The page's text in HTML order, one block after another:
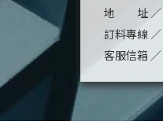
地 址 ／
訂料專線 ／
客服信箱 ／